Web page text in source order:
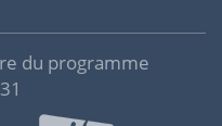
du programme